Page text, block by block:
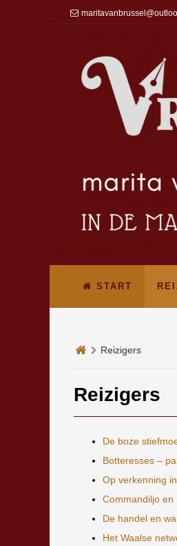
START
Reizigers
Reizigers
De boze
Botteresses –
Op verkenning
Commandiljo en
De handel en
Het Waalse